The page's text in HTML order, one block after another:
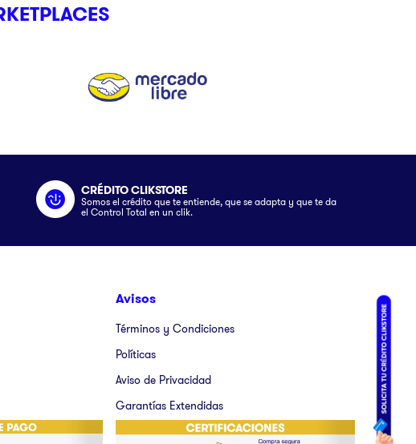
CRÉDITO CLIKSTORE
Somos el crédito que te entiende, que se adapta y que te da
el Control Total en un clik.
Avisos
Términos y Condiciones
Políticas
Aviso de Privacidad
Garantías Extendidas